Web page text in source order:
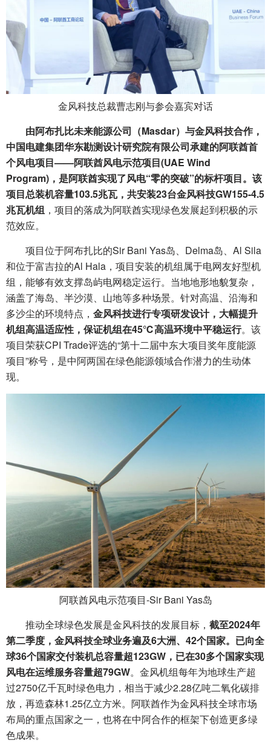
金风科技总裁曹志刚与参会嘉宾对话
由阿布扎比未来能源公司（Masdar）与金风科技合作，
中国电建集团华东勘测设计研究院有限公司承建的阿联酋首
个风电项目——阿联酋风电示范项目(UAE Wind
Program)，是阿联酋实现了风电“零的突破”的标杆项目。该
项目总装机容量103.5兆瓦，共安装23台金风科技GW155-4.5
兆瓦机组 ，项目的落成为阿联酋实现绿色发展起到积极的示
范效应。
项目位于阿布扎比的Sir Bani Yas岛、Delma岛、Al Sila
和位于富吉拉的Al Hala，项目安装的机组属于电网友好型机
组，能够有效支撑岛屿电网稳定运行。当地地形地貌复杂，
涵盖了海岛、半沙漠、山地等多种场景。针对高温、沿海和
多沙尘的环境特点， 金风科技进行专项研发设计，大幅提升
机组高温适应性，保证机组在45℃高温环境中平稳运行。该
项目荣获CPI Trade评选的“第十二届中东大项目奖年度能源
项目”称号，是中阿两国在绿色能源领域合作潜力的生动体
现。
阿联酋风电示范项目-Sir Bani Yas岛
推动全球绿色发展是金风科技的发展目标， 截至2024年
第二季度，金风科技全球业务遍及6大洲、42个国家。已向全
球36个国家交付装机总容量超123GW，已在30多个国家实现
风电在运维服务容量超79GW。金风机组每年为地球生产超
过2750亿千瓦时绿色电力，相当于减少2.28亿吨二氧化碳排
放，再造森林1.25亿立方米。阿联酋作为金风科技全球市场
布局的重点国家之一，也将在中阿合作的框架下创造更多绿
色成果。